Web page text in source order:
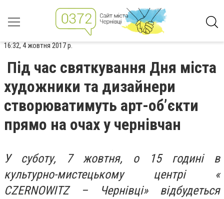
16:32, 4 жовтня 2017 р.
Під час святкування Дня міста
художники та дизайнери
створюватимуть арт-об’єкти
прямо на очах у чернівчан
У суботу, 7 жовтня, о 15 годині в
культурно-мистецькому центрі «
CZERNOWITZ – Чернівці» відбудеться